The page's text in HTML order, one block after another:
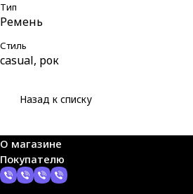
Тип
Ремень
Стиль
casual, рок
Назад к списку
О магазине
Покупателю